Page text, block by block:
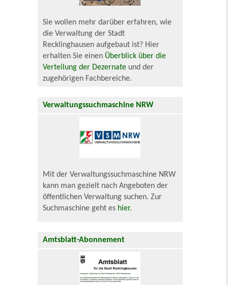
Sie wollen mehr darüber erfahren, wie
die Verwaltung der Stadt
Recklinghausen aufgebaut ist? Hier
erhalten Sie einen Überblick über die
Verteilung der Dezernate und der
zugehörigen Fachbereiche.
Verwaltungssuchmaschine NRW
Mit der Verwaltungssuchmaschine NRW
kann man gezielt nach Angeboten der
öffentlichen Verwaltung suchen. Zur
Suchmaschine geht es hier.
Amtsblatt-Abonnement